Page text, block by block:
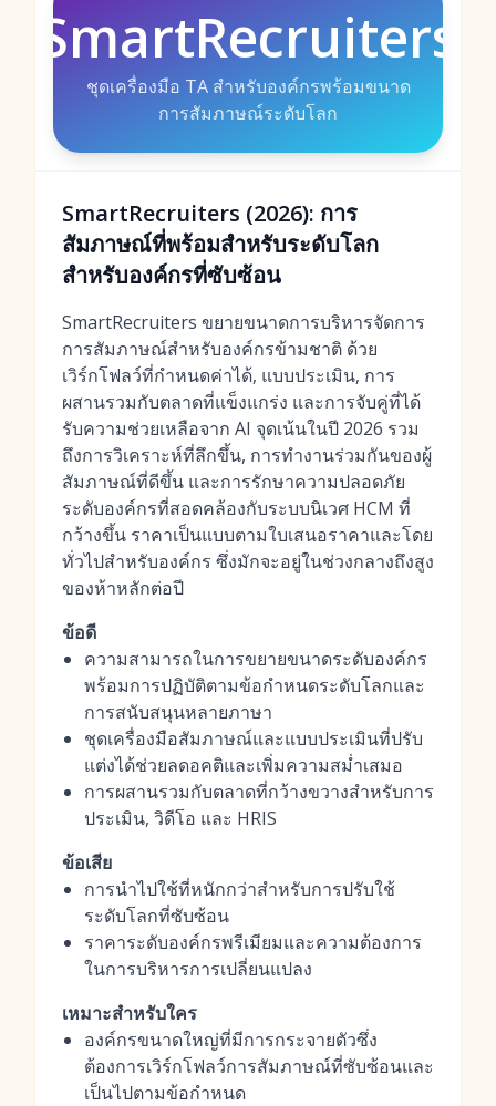
SmartRecruiters
ชุดเครื่องมือ TA สำหรับองค์กรพร้อมขนาด
การสัมภาษณ์ระดับโลก
SmartRecruiters (2026): การ
สัมภาษณ์ที่พร้อมสำหรับระดับโลก
สำหรับองค์กรที่ซับซ้อน
SmartRecruiters ขยายขนาดการบริหารจัดการ
การสัมภาษณ์สำหรับองค์กรข้ามชาติ ด้วย
เวิร์กโฟลว์ที่กำหนดค่าได้, แบบประเมิน, การ
ผสานรวมกับตลาดที่แข็งแกร่ง และการจับคู่ที่ได้
รับความช่วยเหลือจาก AI จุดเน้นในปี 2026 รวม
ถึงการวิเคราะห์ที่ลึกขึ้น, การทำงานร่วมกันของผู้
สัมภาษณ์ที่ดีขึ้น และการรักษาความปลอดภัย
ระดับองค์กรที่สอดคล้องกับระบบนิเวศ HCM ที่
กว้างขึ้น ราคาเป็นแบบตามใบเสนอราคาและโดย
ทั่วไปสำหรับองค์กร ซึ่งมักจะอยู่ในช่วงกลางถึงสูง
ของห้าหลักต่อปี
ข้อดี
ความสามารถในการขยายขนาดระดับองค์กร
พร้อมการปฏิบัติตามข้อกำหนดระดับโลกและ
การสนับสนุนหลายภาษา
ชุดเครื่องมือสัมภาษณ์และแบบประเมินที่ปรับ
แต่งได้ช่วยลดอคติและเพิ่มความสม่ำเสมอ
การผสานรวมกับตลาดที่กว้างขวางสำหรับการ
ประเมิน, วิดีโอ และ HRIS
ข้อเสีย
การนำไปใช้ที่หนักกว่าสำหรับการปรับใช้
ระดับโลกที่ซับซ้อน
ราคาระดับองค์กรพรีเมียมและความต้องการ
ในการบริหารการเปลี่ยนแปลง
เหมาะสำหรับใคร
องค์กรขนาดใหญ่ที่มีการกระจายตัวซึ่ง
ต้องการเวิร์กโฟลว์การสัมภาษณ์ที่ซับซ้อนและ
เป็นไปตามข้อกำหนด